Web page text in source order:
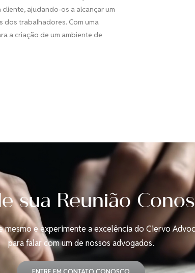
ajudando-os a alcançar um
dos trabalhadores. Com uma
a criação de um ambiente de
sua Reunião
mesmo e experimente a excelência do Ciervo
para falar com um de nossos advogados.